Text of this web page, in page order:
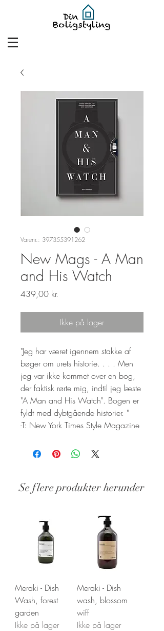
Varenr.: 397355391262
New Mags - A Man
and His Watch
439,00 kr.
Ikke på lager
"Jeg har været igennem stakke af
bøger om urets historie. . . . Men
jeg var ikke kommet over en bog,
der faktisk rørte mig, indtil jeg læste
"A Man and His Watch". Bogen er
fyldt med dybtgående historier. "
-T: New York Times Style Magazine
Se flere produkter herunder
Stand: Ny
Meraki - Dish
Wash, forest
garden
Ikke på lager
Meraki - Dish
wash, blossom
wiff
Ikke på lager